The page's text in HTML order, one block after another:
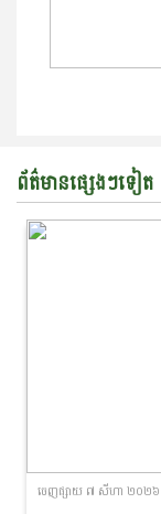
ព័ត៌មានផ្សេងៗទៀត
ចេញ​ផ្សាយ​ ៧ សីហា ២០២៦